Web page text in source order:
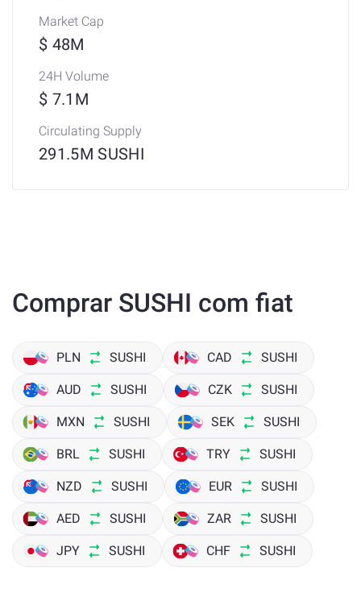
Market Cap
$ 48M
24H Volume
$ 7.1M
Circulating Supply
291.5M SUSHI
Comprar SUSHI com fiat
PLN SUSHI CAD SUSHI
AUD SUSHI CZK SUSHI
MXN SUSHI SEK SUSHI
BRL SUSHI TRY SUSHI
NZD SUSHI EUR SUSHI
AED SUSHI ZAR SUSHI
JPY SUSHI CHF SUSHI